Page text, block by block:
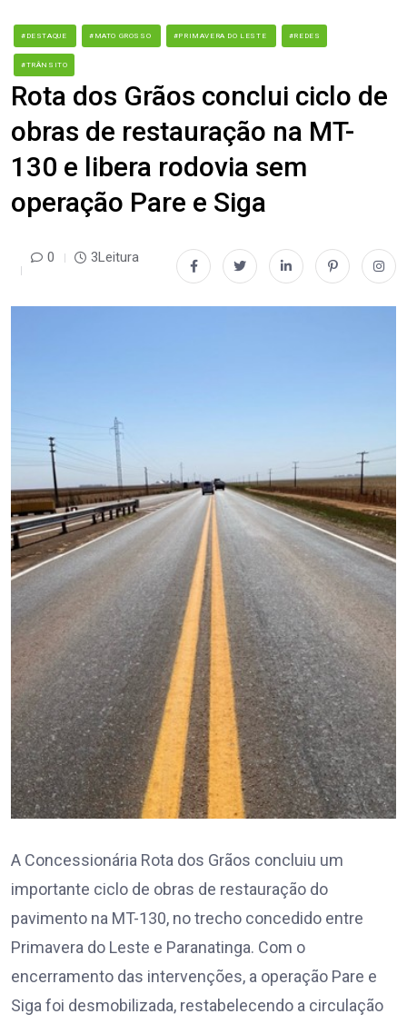
#DESTAQUE #MATO GROSSO #PRIMAVERA DO LESTE #REDES
#TRÂNSITO
Rota dos Grãos conclui ciclo de
obras de restauração na MT-
130 e libera rodovia sem
operação Pare e Siga
0 3Leitura
A Concessionária Rota dos Grãos concluiu um
importante ciclo de obras de restauração do
pavimento na MT-130, no trecho concedido entre
Primavera do Leste e Paranatinga. Com o
encerramento das intervenções, a operação Pare e
Siga foi desmobilizada, restabelecendo a circulação